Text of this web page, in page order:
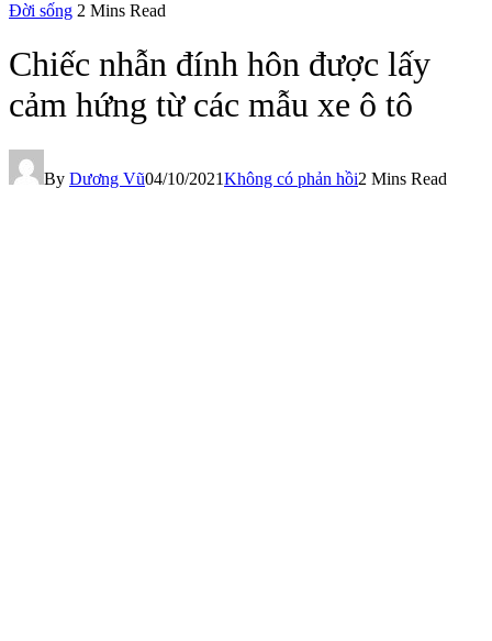
Đời sống 2 Mins Read
Chiếc nhẫn đính hôn được lấy
cảm hứng từ các mẫu xe ô tô
By Dương Vũ04/10/2021Không có phản hồi2 Mins Read